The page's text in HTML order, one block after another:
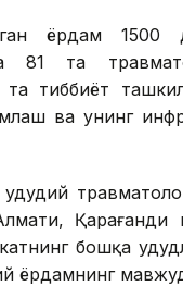
ёрдам 1500
81 та
тиббиёт
ва унинг
Қарағанди
бошқа
ёрдамнинг